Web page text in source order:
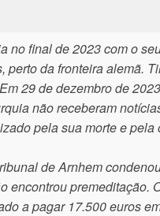
no final de 2023 com o
perto da fronteira alemã.
29 de dezembro de
não receberam
pela sua morte e pela
de Arnhem
encontrou
a pagar 17.500 euros